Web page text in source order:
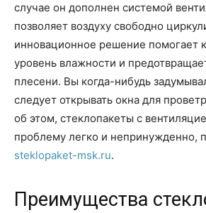
случае он дополнен системой
позволяет воздуху свободно
инновационное решение помогает
уровень влажности и
плесени. Вы когда-нибудь
следует открывать окна для
об этом, стеклопакеты с
проблему легко и непринужденно,
steklopaket-msk.ru.
Преимущества